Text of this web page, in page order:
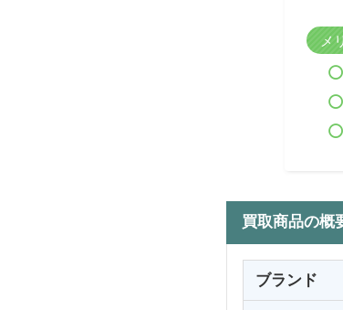
メ
買取商品の概
ブランド